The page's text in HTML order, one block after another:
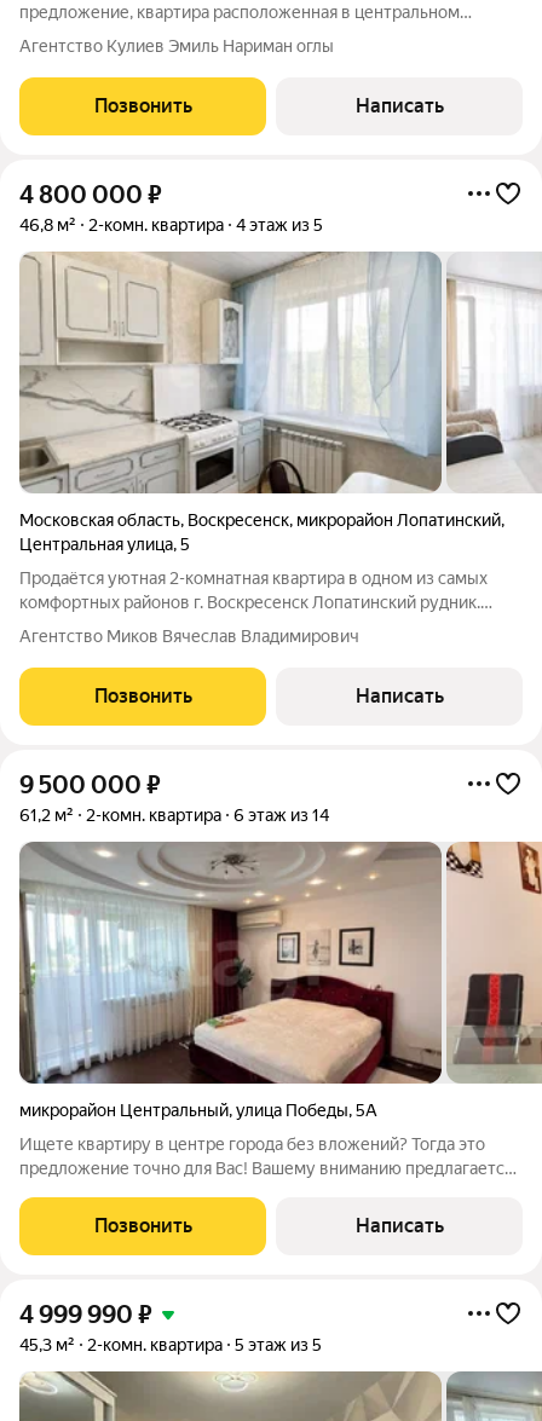
предложение, квартира расположенная в центральном
микрорайоне нашего города, в кирпичном новом доме с
собственной котельной и самыми низкими коммунальными
платежами! В данном доме продажа квартир - большая
Агентство Кулиев Эмиль Нариман оглы
Позвонить Написать
4 800 000 ₽
46,8 м² 2-комн. квартира 4 этаж из 5
Московская область, Воскресенск, микрорайон Лопатинский,
Центральная улица,5
Продаётся уютная 2-комнатная квартира в одном из самых
комфортных районов г. Воскресенск Лопатинский рудник.
Общая площадь 46,8 м. Этаж 4 из 5. Квартира с классической,
продуманной планировкой: изолированные комнаты
обеспечивают комфортное
Агентство Миков Вячеслав Владимирович
Позвонить Написать
9 500 000 ₽
61,2 м² 2-комн. квартира 6 этаж из 14
микрорайон Центральный,улица Победы,5А
Ищете квартиру в центре города без вложений? Тогда это
предложение точно для Вас! Вашему вниманию предлагается
отличным ремонтом! Квартира: - отличное состояние,
выполнен качественный современный
Позвонить Написать
4 999 990 ₽
45,3 м² 2-комн. квартира 5 этаж из 5